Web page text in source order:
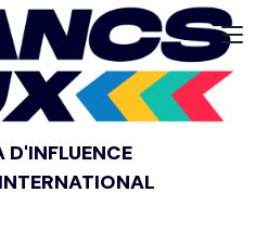
D'INFLUENCE